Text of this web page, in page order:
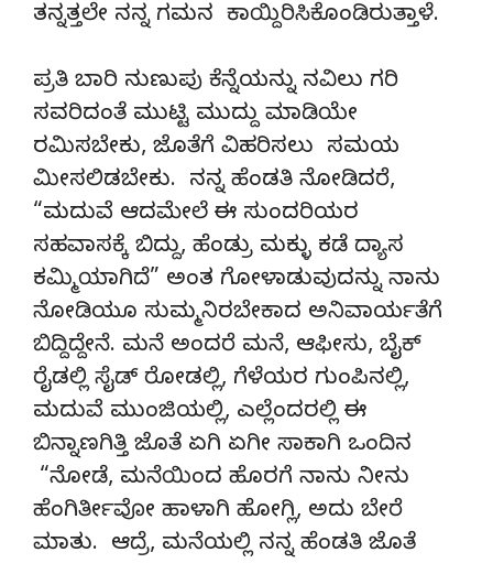
ತನ್ನತ್ತಲೇ ನನ್ನ ಗಮನ ಕಾಯ್ದಿರಿಸಿಕೊಂಡಿರುತ್ತಾಳೆ.
ಪ್ರತಿ ಬಾರಿ ನುಣುಪು ಕೆನ್ನೆಯನ್ನು ನವಿಲು ಗರಿ
ಸವರಿದಂತೆ ಮುಟ್ಟಿ ಮುದ್ದು ಮಾಡಿಯೇ
ರಮಿಸಬೇಕು, ಜೊತೆಗೆ ವಿಹರಿಸಲು ಸಮಯ
ಮೀಸಲಿಡಬೇಕು. ನನ್ನ ಹೆಂಡತಿ ನೋಡಿದರೆ,
“ಮದುವೆ ಆದಮೇಲೆ ಈ ಸುಂದರಿಯರ
ಸಹವಾಸಕ್ಕೆ ಬಿದ್ದು, ಹೆಂಡ್ರು ಮಕ್ಳು ಕಡೆ ದ್ಯಾಸ
ಕಮ್ಮಿಯಾಗಿದೆ” ಅಂತ ಗೋಳಾಡುವುದನ್ನು ನಾನು
ನೋಡಿಯೂ ಸುಮ್ಮನಿರಬೇಕಾದ ಅನಿವಾರ್ಯತೆಗೆ
ಬಿದ್ದಿದ್ದೇನೆ. ಮನೆ ಅಂದರೆ ಮನೆ, ಆಫೀಸು, ಬೈಕ್
ರೈಡಲ್ಲಿ ಸೈಡ್ ರೋಡಲ್ಲಿ, ಗೆಳೆಯರ ಗುಂಪಿನಲ್ಲಿ,
ಮದುವೆ ಮುಂಜಿಯಲ್ಲಿ, ಎಲ್ಲೆಂದರಲ್ಲಿ ಈ
ಬಿನ್ನಾಣಗಿತ್ತಿ ಜೊತೆ ಏಗಿ ಏಗೀ ಸಾಕಾಗಿ ಒಂದಿನ
“ನೋಡೆ, ಮನೆಯಿಂದ ಹೊರಗೆ ನಾನು ನೀನು
ಹೆಂಗಿರ್ತೀವೋ ಹಾಳಾಗಿ ಹೋಗ್ಲಿ, ಅದು ಬೇರೆ
ಮಾತು. ಆದ್ರೆ, ಮನೆಯಲ್ಲಿ ನನ್ನ ಹೆಂಡತಿ ಜೊತೆ